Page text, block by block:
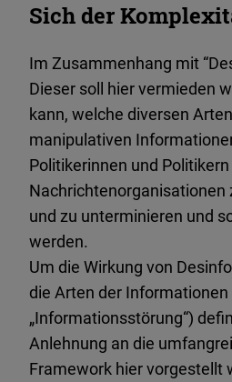
Sich der
Im Zusammenhang mit
Dieser soll hier vermieden
kann, welche diversen
manipulativen
Politikerinnen und
Nachrichtenorganisationen
und zu unterminieren und
werden.
Um die Wirkung von
die Arten der Informationen
„Informationsstörung“)
Anlehnung an die
Framework hier vorgestellt